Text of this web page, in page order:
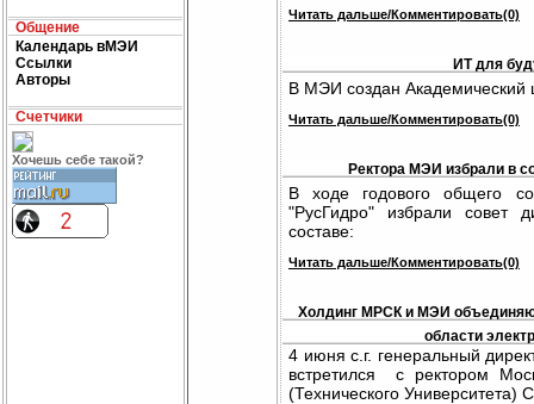
Общение
Календарь вМЭИ
Ссылки
Авторы
Счетчики
Хочешь себе такой?
Читать дальше/Комментировать(0)
ИТ для
В МЭИ создан Академический
Читать дальше/Комментировать(0)
Ректора МЭИ избрали в
В ходе годового общего
"РусГидро" избрали совет
составе:
Читать дальше/Комментировать(0)
Холдинг МРСК и МЭИ
области
4 июня с.г. генеральный
встретился с ректором
(Технического